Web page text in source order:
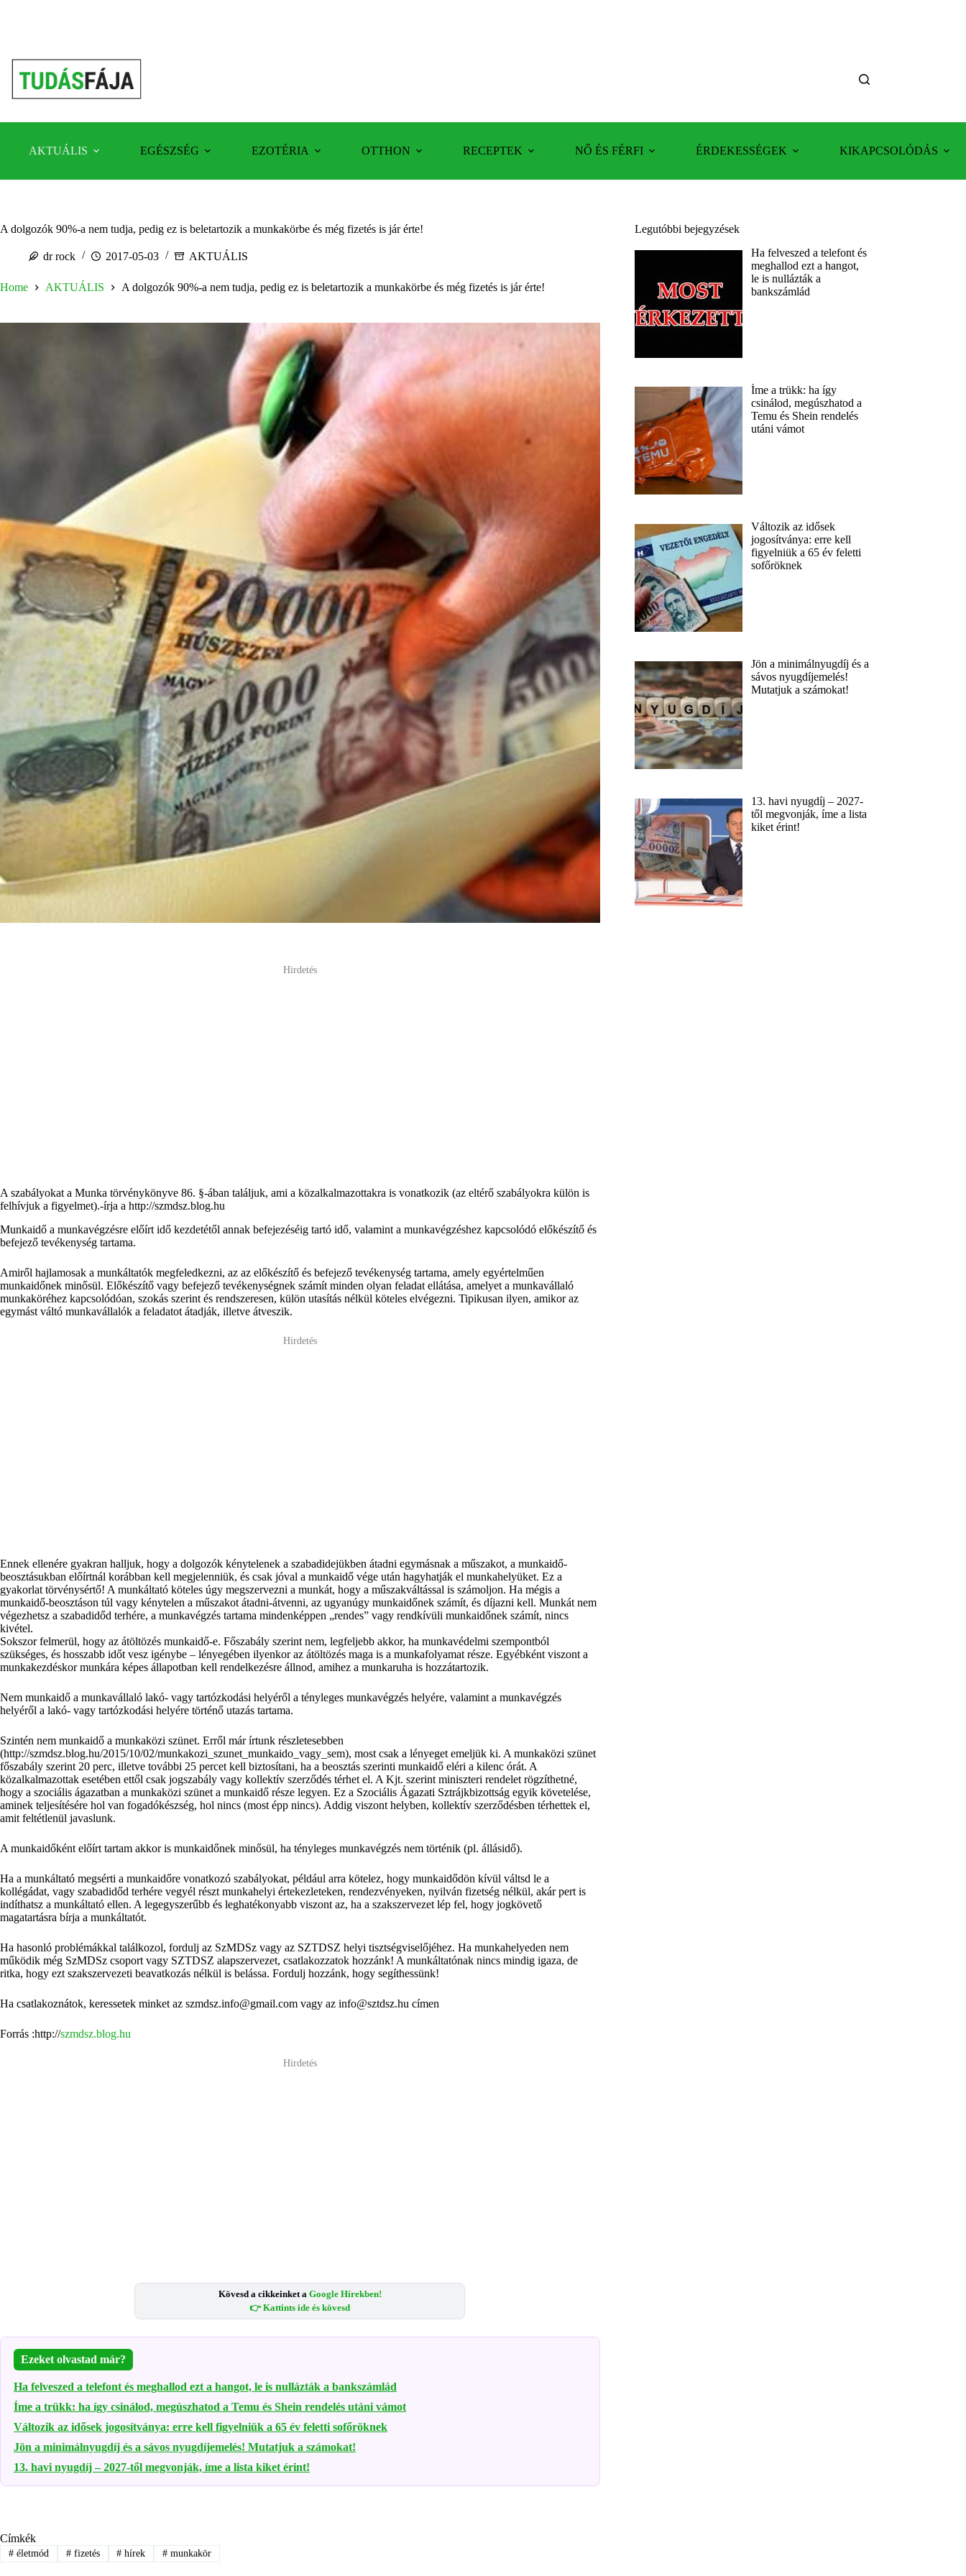
AKTUÁLIS EGÉSZSÉG EZOTÉRIA OTTHON RECEPTEK NŐ ÉS FÉRFI ÉRDEKESSÉGEK KIKAPCSOLÓDÁS
A dolgozók 90%-a nem tudja, pedig ez is beletartozik a munkakörbe és még fizetés is jár érte!
dr rock 2017-05-03 AKTUÁLIS
Home AKTUÁLIS A dolgozók 90%-a nem tudja, pedig ez is beletartozik a munkakörbe és még fizetés is jár érte!
Hirdetés
A szabályokat a Munka törvénykönyve 86. §-ában találjuk, ami a közalkalmazottakra is vonatkozik (az eltérő szabályokra külön is
felhívjuk a figyelmet).-írja a http://szmdsz.blog.hu
Munkaidő a munkavégzésre előírt idő kezdetétől annak befejezéséig tartó idő, valamint a munkavégzéshez kapcsolódó előkészítő és
befejező tevékenység tartama.
Amiről hajlamosak a munkáltatók megfeledkezni, az az előkészítő és befejező tevékenység tartama, amely egyértelműen
munkaidőnek minősül. Előkészítő vagy befejező tevékenységnek számít minden olyan feladat ellátása, amelyet a munkavállaló
munkaköréhez kapcsolódóan, szokás szerint és rendszeresen, külön utasítás nélkül köteles elvégezni. Tipikusan ilyen, amikor az
egymást váltó munkavállalók a feladatot átadják, illetve átveszik.
Hirdetés
Ennek ellenére gyakran halljuk, hogy a dolgozók kénytelenek a szabadidejükben átadni egymásnak a műszakot, a munkaidő-
beosztásukban előírtnál korábban kell megjelenniük, és csak jóval a munkaidő vége után hagyhatják el munkahelyüket. Ez a
gyakorlat törvénysértő! A munkáltató köteles úgy megszervezni a munkát, hogy a műszakváltással is számoljon. Ha mégis a
munkaidő-beosztáson túl vagy kénytelen a műszakot átadni-átvenni, az ugyanúgy munkaidőnek számít, és díjazni kell. Munkát nem
végezhetsz a szabadidőd terhére, a munkavégzés tartama mindenképpen „rendes” vagy rendkívüli munkaidőnek számít, nincs
kivétel.
Sokszor felmerül, hogy az átöltözés munkaidő-e. Főszabály szerint nem, legfeljebb akkor, ha munkavédelmi szempontból
szükséges, és hosszabb időt vesz igénybe – lényegében ilyenkor az átöltözés maga is a munkafolyamat része. Egyébként viszont a
munkakezdéskor munkára képes állapotban kell rendelkezésre állnod, amihez a munkaruha is hozzátartozik.
Nem munkaidő a munkavállaló lakó- vagy tartózkodási helyéről a tényleges munkavégzés helyére, valamint a munkavégzés
helyéről a lakó- vagy tartózkodási helyére történő utazás tartama.
Szintén nem munkaidő a munkaközi szünet. Erről már írtunk részletesebben
(http://szmdsz.blog.hu/2015/10/02/munkakozi_szunet_munkaido_vagy_sem), most csak a lényeget emeljük ki. A munkaközi szünet
főszabály szerint 20 perc, illetve további 25 percet kell biztosítani, ha a beosztás szerinti munkaidő eléri a kilenc órát. A
közalkalmazottak esetében ettől csak jogszabály vagy kollektív szerződés térhet el. A Kjt. szerint miniszteri rendelet rögzíthetné,
hogy a szociális ágazatban a munkaközi szünet a munkaidő része legyen. Ez a Szociális Ágazati Sztrájkbizottság egyik követelése,
aminek teljesítésére hol van fogadókészség, hol nincs (most épp nincs). Addig viszont helyben, kollektív szerződésben térhettek el,
amit feltétlenül javaslunk.
A munkaidőként előírt tartam akkor is munkaidőnek minősül, ha tényleges munkavégzés nem történik (pl. állásidő).
Ha a munkáltató megsérti a munkaidőre vonatkozó szabályokat, például arra kötelez, hogy munkaidődön kívül váltsd le a
kollégádat, vagy szabadidőd terhére vegyél részt munkahelyi értekezleteken, rendezvényeken, nyilván fizetség nélkül, akár pert is
indíthatsz a munkáltató ellen. A legegyszerűbb és leghatékonyabb viszont az, ha a szakszervezet lép fel, hogy jogkövető
magatartásra bírja a munkáltatót.
Ha hasonló problémákkal találkozol, fordulj az SzMDSz vagy az SZTDSZ helyi tisztségviselőjéhez. Ha munkahelyeden nem
működik még SzMDSz csoport vagy SZTDSZ alapszervezet, csatlakozzatok hozzánk! A munkáltatónak nincs mindig igaza, de
ritka, hogy ezt szakszervezeti beavatkozás nélkül is belássa. Fordulj hozzánk, hogy segíthessünk!
Ha csatlakoznátok, keressetek minket az szmdsz.info@gmail.com vagy az info@sztdsz.hu címen
Forrás :http://szmdsz.blog.hu
Hirdetés
Kövesd a cikkeinket a Google Hírekben!
👉 Kattints ide és kövesd
Ezeket olvastad már?
Ha felveszed a telefont és meghallod ezt a hangot, le is nullázták a bankszámlád
Íme a trükk: ha így csinálod, megúszhatod a Temu és Shein rendelés utáni vámot
Változik az idősek jogosítványa: erre kell figyelniük a 65 év feletti sofőröknek
Jön a minimálnyugdíj és a sávos nyugdíjemelés! Mutatjuk a számokat!
13. havi nyugdíj – 2027-től megvonják, íme a lista kiket érint!
Címkék
#életmód #fizetés # hírek # munkakör
Legutóbbi bejegyzések
Ha felveszed a telefont és
meghallod ezt a hangot,
le is nullázták a
bankszámlád
Íme a trükk: ha így
csinálod, megúszhatod a
Temu és Shein rendelés
utáni vámot
Változik az idősek
jogosítványa: erre kell
figyelniük a 65 év feletti
sofőröknek
Jön a minimálnyugdíj és a
sávos nyugdíjemelés!
Mutatjuk a számokat!
13. havi nyugdíj – 2027-
től megvonják, íme a lista
kiket érint!